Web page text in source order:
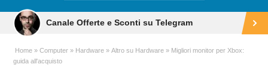
Canale Offerte e Sconti su Telegram
Home Computer Hardware Altro su Hardware
Migliori monitor per Xbox:
guida all'acquisto